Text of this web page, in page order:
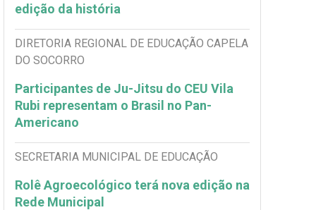
edição da história
DIRETORIA REGIONAL DE EDUCAÇÃO CAPELA
DO SOCORRO
Participantes de Ju-Jitsu do CEU Vila
Rubi representam o Brasil no Pan-
Americano
SECRETARIA MUNICIPAL DE EDUCAÇÃO
Rolê Agroecológico terá nova edição na
Rede Municipal